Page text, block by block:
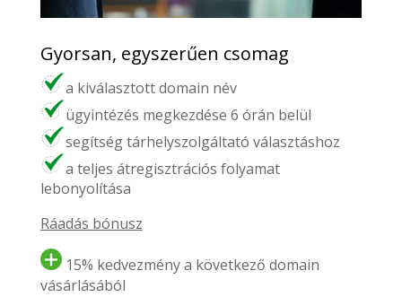
Gyorsan, egyszerűen csomag
a kiválasztott domain név
ügyintézés megkezdése 6 órán belül
segítség tárhelyszolgáltató választáshoz
a teljes átregisztrációs folyamat
lebonyolítása
Ráadás bónusz
15% kedvezmény a következő domain
vásárlásából